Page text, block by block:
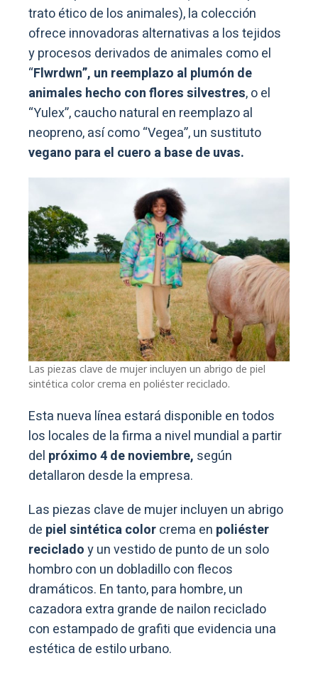
trato ético de los animales), la colección
ofrece innovadoras alternativas a los tejidos
y procesos derivados de animales como el
“Flwrdwn”, un reemplazo al plumón de
animales hecho con flores silvestres, o el
“Yulex”, caucho natural en reemplazo al
neopreno, así como “Vegea”, un sustituto
vegano para el cuero a base de uvas.
Las piezas clave de mujer incluyen un abrigo de piel
sintética color crema en poliéster reciclado.
Esta nueva línea estará disponible en todos
los locales de la firma a nivel mundial a partir
del próximo 4 de noviembre, según
detallaron desde la empresa.
Las piezas clave de mujer incluyen un abrigo
de piel sintética colorcrema en poliéster
recicladoy un vestido de punto de un solo
hombro con un dobladillo con flecos
dramáticos. En tanto, para hombre, un
cazadora extra grande de nailon reciclado
con estampado de grafiti que evidencia una
estética de estilo urbano.